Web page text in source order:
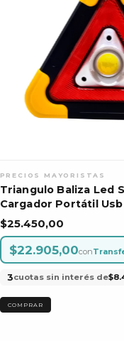
Triangulo Baliza Led
Cargador Portátil Usb
$25.450,00
$22.905,00con
3cuotas sin interés de